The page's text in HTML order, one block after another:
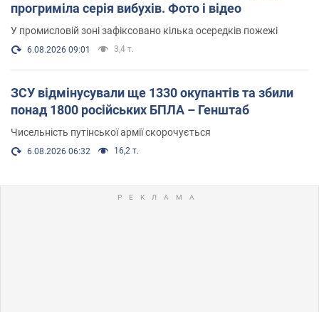
прогриміла серія вибухів. Фото і відео
У промисловій зоні зафіксовано кілька осередків пожежі
6.08.2026 09:01 3,4 т.
ЗСУ відмінусували ще 1330 окупантів та збили
понад 1800 російських БПЛА – Генштаб
Чисельність путінської армії скорочується
6.08.2026 06:32 16,2 т.